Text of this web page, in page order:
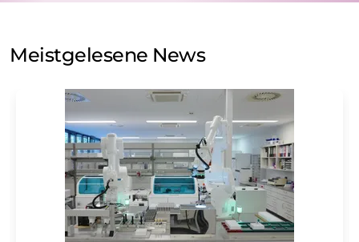
auf Basis unsererDatenschutzerklärung. LUMITOS darf
Meinungsforschung per E-Mail kontaktieren. Ihre
Einwilligung können Sie jederzeit ohne Angabe von
Str. 2, 12489 Berlin oder per E-Mail unter
widerruf@lumitos.commit Wirkung für die Zukunft
widerrufen. Zudem ist in jeder E-Mail ein Link zur
Abbestellung des entsprechenden Newsletters
enthalten.
Meistgelesene News